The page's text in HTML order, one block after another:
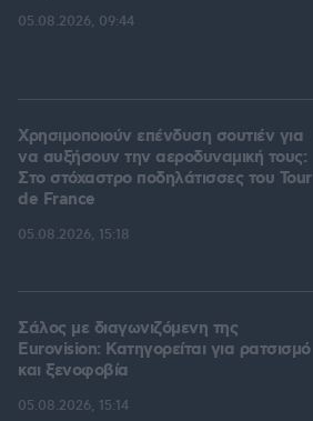
05.08.2026, 09:44
Χρησιμοποιούν επένδυση σουτιέν για
να αυξήσουν την αεροδυναμική τους:
Στο στόχαστρο ποδηλάτισσες του Tour
de France
05.08.2026, 15:18
Σάλος με διαγωνιζόμενη της
Eurovision: Κατηγορείται για ρατσισμό
και ξενοφοβία
05.08.2026, 15:14